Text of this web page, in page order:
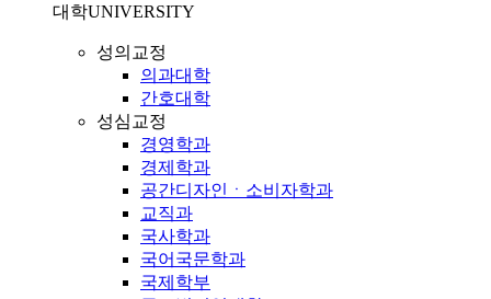
대학UNIVERSITY
성의교정
의과대학
간호대학
성심교정
경영학과
경제학과
공간디자인ㆍ소비자학과
교직과
국사학과
국어국문학과
국제학부